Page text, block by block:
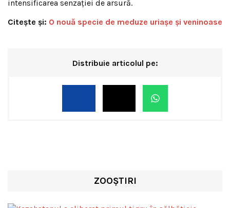
intensificarea senzației de arsură.
Citește și: O nouă specie de meduze uriaşe şi veninoase
Distribuie articolul pe:
ZOOȘTIRI